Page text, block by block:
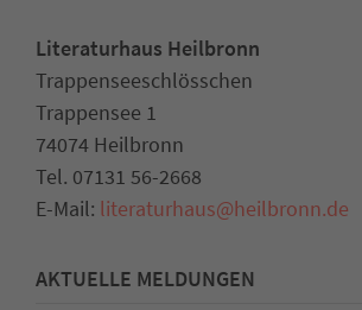
Literaturhaus Heilbronn
Trappenseeschlösschen
Trappensee 1
74074 Heilbronn
Tel. 07131 56-2668
E-Mail: literaturhaus@heilbronn.de
AKTUELLE MELDUNGEN